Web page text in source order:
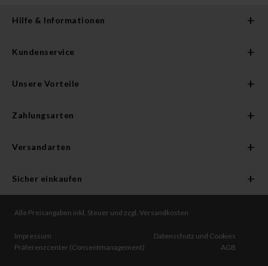
Hilfe & Informationen
Kundenservice
Unsere Vorteile
Zahlungsarten
Versandarten
Sicher einkaufen
Alle Preisangaben inkl. Steuer und zzgl. Versandkosten
Impressum
Datenschutz und Cookies
Präferenzcenter (Consentmanagement)
AGB